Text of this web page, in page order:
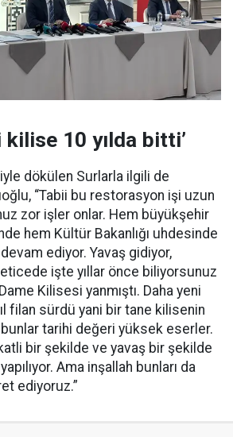
kilise 10 yılda bitti’
dökülen Surlarla ilgili de
“Tabii bu restorasyon işi uzun
zor işler onlar. Hem büyükşehir
hem Kültür Bakanlığı uhdesinde
ediyor. Yavaş gidiyor,
işte yıllar önce biliyorsunuz
Kilisesi yanmıştı. Daha yeni
filan sürdü yani bir tane kilisenin
bunlar tarihi değeri yüksek eserler.
bir şekilde ve yavaş bir şekilde
Ama inşallah bunları da
ediyoruz.”